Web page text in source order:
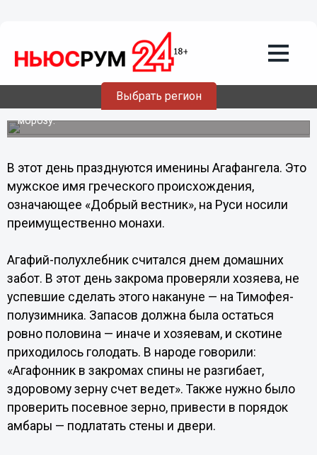
Выбрать регион
05.02.201406:00
5 февраля - Агафий-полухлебник по
народному календарю
Если утром в этот день кричит синица — это к сильному
морозу.
В этот день празднуются именины Агафангела. Это
мужское имя греческого происхождения,
означающее «Добрый вестник», на Руси носили
преимущественно монахи.
Агафий-полухлебник считался днем домашних
забот. В этот день закрома проверяли хозяева, не
успевшие сделать этого накануне — на Тимофея-
полузимника. Запасов должна была остаться
ровно половина — иначе и хозяевам, и скотине
приходилось голодать. В народе говорили:
«Агафонник в закромах спины не разгибает,
здоровому зерну счет ведет». Также нужно было
проверить посевное зерно, привести в порядок
амбары — подлатать стены и двери.